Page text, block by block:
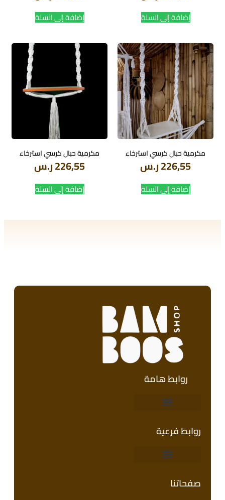
إضافة إلى السلة إضافة إلى السلة
مكرمية حبال كرسي استرخاء
226,55ر.س
إضافة إلى السلة
مكرمية حبال كرسي استرخاء
226,55ر.س
إضافة إلى السلة
روابط هامة
روابط فرعية
صفحاتنا